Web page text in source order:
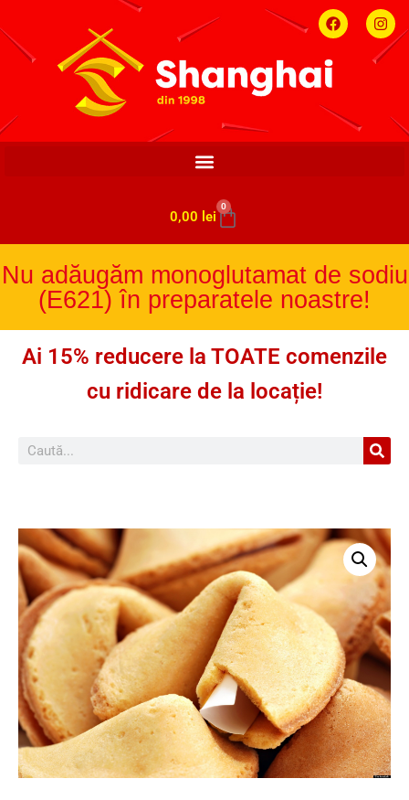
0,00 lei
0
Nu adăugăm monoglutamat de sodiu
(E621) în preparatele noastre!
Ai 15% reducere la TOATE comenzile
cu ridicare de la locație!